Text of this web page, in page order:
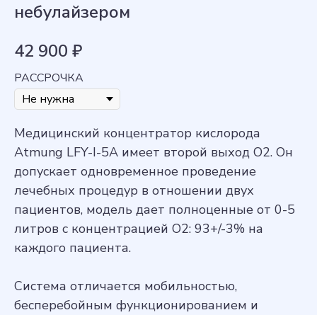
небулайзером
42 900 ₽
РАССРОЧКА
Медицинский концентратор кислорода
Atmung LFY-I-5A имеет второй выход O2. Он
допускает одновременное проведение
лечебных процедур в отношении двух
пациентов, модель дает полноценные от 0-5
литров с концентрацией O2: 93+/-3% на
каждого пациента.
Система отличается мобильностью,
бесперебойным функционированием и